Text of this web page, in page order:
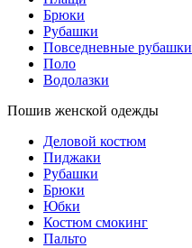
Брюки
Рубашки
Повседневные рубашки
Поло
Водолазки
Пошив женской одежды
Деловой костюм
Пиджаки
Рубашки
Брюки
Юбки
Костюм смокинг
Пальто